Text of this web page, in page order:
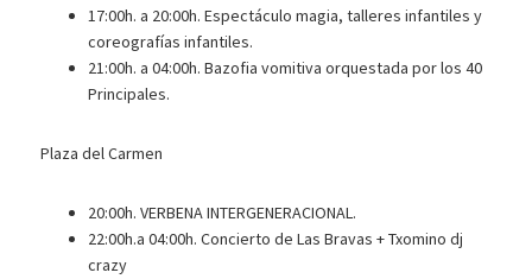
17:00h. a 20:00h. Espectáculo magia, talleres infantiles y
coreografías infantiles.
21:00h. a 04:00h. Bazofia vomitiva orquestada por los 40
Principales.
Plaza del Carmen
20:00h. VERBENA INTERGENERACIONAL.
22:00h.a 04:00h. Concierto de Las Bravas + Txomino dj
crazy